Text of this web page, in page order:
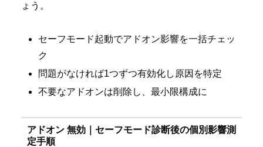
ょう。
セーフモード起動でアドオン影響を一括チェッ
ク
問題がなければ1つずつ有効化し原因を特定
不要なアドオンは削除し、最小限構成に
アドオン 無効｜セーフモード診断後の個別影響測
定手順